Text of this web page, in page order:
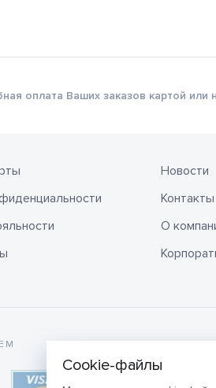
оплата Ваших заказов картой или
Новости
Контакты
О